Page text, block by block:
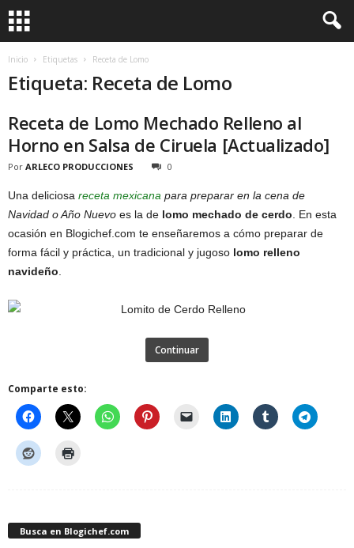
Inicio Etiquetas Receta de Lomo
Etiqueta: Receta de Lomo
Receta de Lomo Mechado Relleno al
Horno en Salsa de Ciruela [Actualizado]
Por ARLECO PRODUCCIONES 0
Una deliciosa receta mexicana para preparar en la cena de
Navidad o Año Nuevo es la de lomo mechado de cerdo . En esta
ocasión en Blogichef.com te enseñaremos a cómo preparar de
forma fácil y práctica, un tradicional y jugoso lomo relleno
navideño
Continuar
Comparte esto:
Busca en Blogichef.com